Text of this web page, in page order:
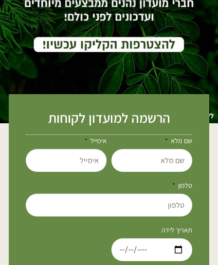
הרשמה למועדון לקוחות
שם מלא אימייל
טלפון
תאריך לידה